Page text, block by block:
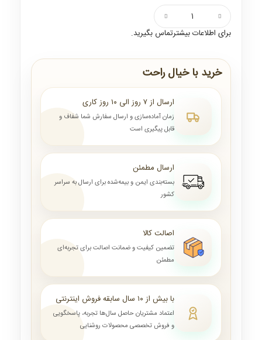
برای اطلاعات بیشترتماس بگیرید.
خرید با خیال راحت
ارسال از ۷ روز الی ۱۰ روز کاری
زمان آماده‌سازی و ارسال سفارش شما شفاف و
قابل پیگیری است
ارسال مطمئن
بسته‌بندی ایمن و بیمه‌شده برای ارسال به سراسر
کشور
اصالت کالا
تضمین کیفیت و ضمانت اصالت برای تجربه‌ای
مطمئن
با بیش از ۱۰ سال سابقه فروش اینترنتی
اعتماد مشتریان حاصل سال‌ها تجربه، پاسخگویی
و فروش تخصصی محصولات روشنایی